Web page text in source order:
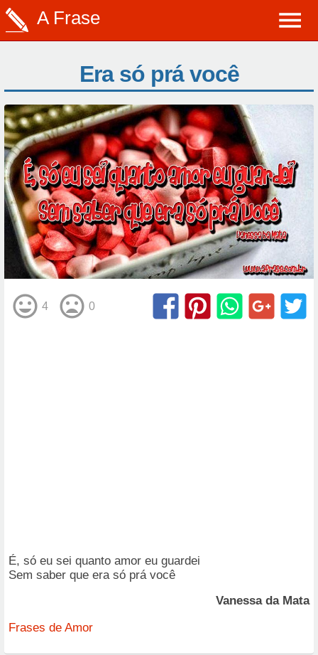
A Frase
Era só prá você
4 0
É, só eu sei quanto amor eu guardei
Sem saber que era só prá você
Vanessa da Mata
Frases de Amor